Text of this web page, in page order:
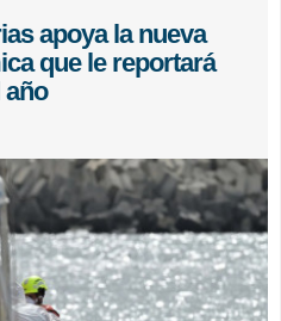
apoya la nueva
que le reportará
año